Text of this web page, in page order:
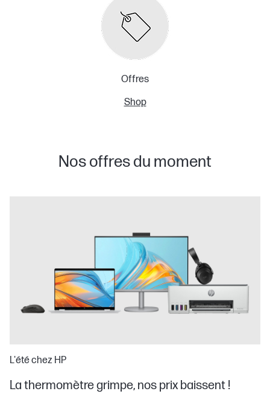
Offres
Shop
Nos offres du moment
L'été chez HP
La thermomètre grimpe, nos prix baissent !